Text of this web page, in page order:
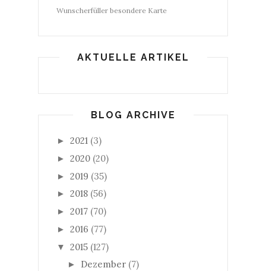
Wunscherfüller besondere Karte
AKTUELLE ARTIKEL
BLOG ARCHIVE
► 2021 (3)
► 2020 (20)
► 2019 (35)
► 2018 (56)
► 2017 (70)
► 2016 (77)
▼ 2015 (127)
► Dezember (7)